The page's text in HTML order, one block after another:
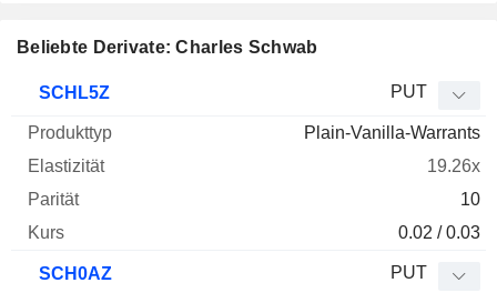
Beliebte Derivate: Charles Schwab
WKN Typ
SCHL5Z PUT
Plain-Vanilla-Warrants
19.26x
10
0.02 / 0.03
SCH0AZ PUT